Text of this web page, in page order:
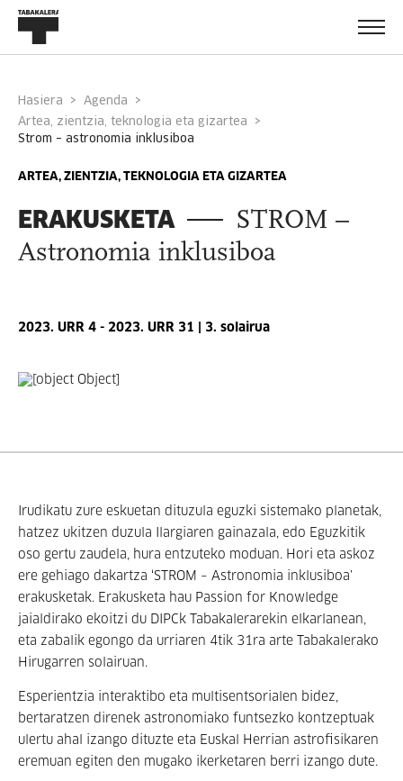
Hasiera
Agenda
Artea, zientzia, teknologia eta gizartea
strom – astronomia inklusiboa
ARTEA, ZIENTZIA, TEKNOLOGIA ETA GIZARTEA
ERAKUSKETA
STROM –
Astronomia inklusiboa
2023. URR 4 - 2023. URR 31 | 3. solairua
Irudikatu zure eskuetan dituzula eguzki sistemako planetak,
hatzez ukitzen duzula Ilargiaren gainazala, edo Eguzkitik
oso gertu zaudela, hura entzuteko moduan. Hori eta askoz
ere gehiago dakartza ‘STROM – Astronomia inklusiboa’
erakusketak. Erakusketa hau Passion for Knowledge
jaialdirako ekoitzi du DIPCk Tabakalerarekin elkarlanean,
eta zabalik egongo da urriaren 4tik 31ra arte Tabakalerako
Hirugarren solairuan.
Esperientzia interaktibo eta multisentsorialen bidez,
bertaratzen direnek astronomiako funtsezko kontzeptuak
ulertu ahal izango dituzte eta Euskal Herrian astrofisikaren
eremuan egiten den mugako ikerketaren berri izango dute.